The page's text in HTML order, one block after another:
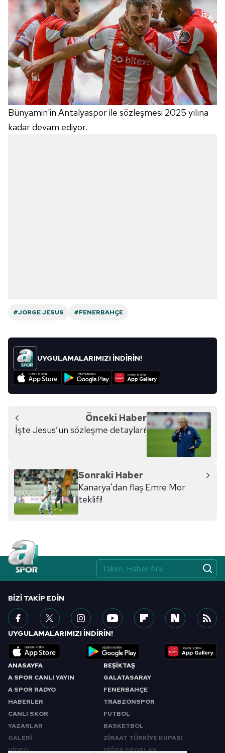
Bünyamin'in Antalyaspor ile sözleşmesi 2025 yılına
kadar devam ediyor.
#JORGE JESUS #FENERBAHÇE
UYGULAMALARIMIZI İNDİRİN!
Önceki Haber
İşte Jesus’un sözleşme detayları!
Sonraki Haber
Kanarya'dan flaş Emre Mor
teklifi!
ANASAYFA
A SPOR CANLI YAYIN
A SPOR RADYO
HABERLER
CANLI SKOR
YAZARLAR
GALERİ
VİDEO
BEŞİKTAŞ
GALATASARAY
FENERBAHÇE
TRABZONSPOR
FUTBOL
BASKETBOL
ZİRAAT TÜRKİYE KUPASI
DİĞER SPORLAR
BIZI TAKIP EDIN
UYGULAMALARIMIZI İNDİRİN!